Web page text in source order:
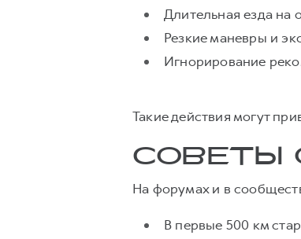
Длительная езда на
Резкие маневры и
Игнорирование
Такие действия могут
СОВЕТЫ
На форумах и в
В первые 500 км